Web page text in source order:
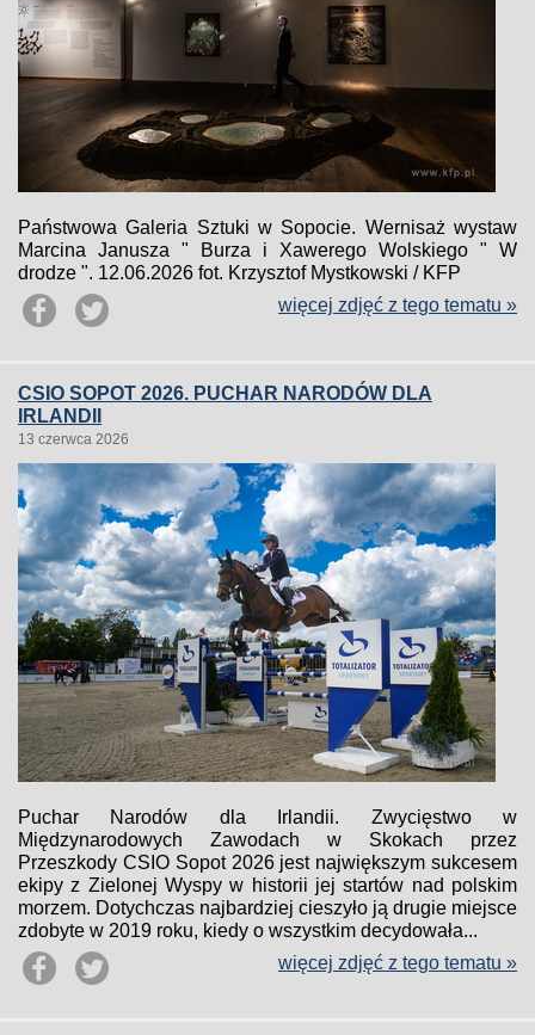
Państwowa Galeria Sztuki w Sopocie. Wernisaż wystaw
Marcina Janusza " Burza i Xawerego Wolskiego " W
drodze ". 12.06.2026 fot. Krzysztof Mystkowski / KFP
więcej zdjęć z tego tematu »
CSIO SOPOT 2026. PUCHAR NARODÓW DLA
IRLANDII
13 czerwca 2026
Puchar Narodów dla Irlandii. Zwycięstwo w
Międzynarodowych Zawodach w Skokach przez
Przeszkody CSIO Sopot 2026 jest największym sukcesem
ekipy z Zielonej Wyspy w historii jej startów nad polskim
morzem. Dotychczas najbardziej cieszyło ją drugie miejsce
zdobyte w 2019 roku, kiedy o wszystkim decydowała...
więcej zdjęć z tego tematu »